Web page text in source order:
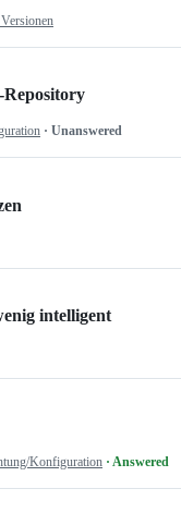
· Unanswered
intelligent
Konfiguration · Answered